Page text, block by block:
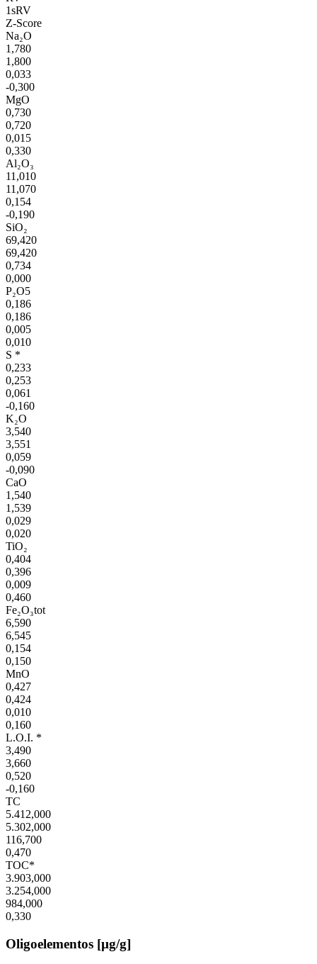
1sRV
Z-Score
Na₂O
1,780
1,800
0,033
-0,300
MgO
0,730
0,720
0,015
0,330
Al₂O₃
11,010
11,070
0,154
-0,190
SiO₂
69,420
69,420
0,734
0,000
P₂O5
0,186
0,186
0,005
0,010
S *
0,233
0,253
0,061
-0,160
K₂O
3,540
3,551
0,059
-0,090
CaO
1,540
1,539
0,029
0,020
TiO₂
0,404
0,396
0,009
0,460
Fe₂O₃tot
6,590
6,545
0,154
0,150
MnO
0,427
0,424
0,010
0,160
L.O.I. *
3,490
3,660
0,520
-0,160
TC
5.412,000
5.302,000
116,700
0,470
TOC*
3.903,000
3.254,000
984,000
0,330
Oligoelementos [µg/g]